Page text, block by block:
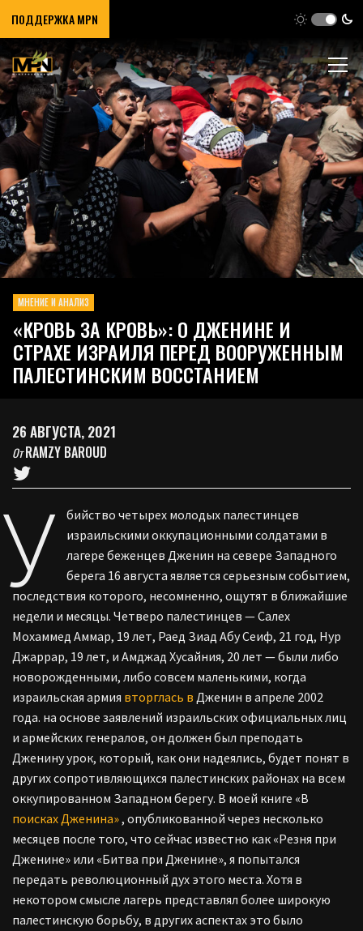
ПОДДЕРЖКА MPN
МНЕНИЕ И АНАЛИЗ
«КРОВЬ ЗА КРОВЬ»: О ДЖЕНИНЕ И
СТРАХЕ ИЗРАИЛЯ ПЕРЕД ВООРУЖЕННЫМ
ПАЛЕСТИНСКИМ ВОССТАНИЕМ
26 АВГУСТА, 2021
ОтRAMZY BAROUD
У
бийство четырех молодых палестинцев
израильскими оккупационными солдатами в
лагере беженцев Дженин на севере Западного
берега 16 августа является серьезным событием,
последствия которого, несомненно, ощутят в ближайшие
недели и месяцы. Четверо палестинцев — Салех
Мохаммед Аммар, 19 лет, Раед Зиад Абу Сеиф, 21 год, Нур
Джаррар, 19 лет, и Амджад Хусайния, 20 лет — были либо
новорожденными, либо совсем маленькими, когда
израильская армия вторглась в Дженин в апреле 2002
года. на основе заявлений израильских официальных лиц
и армейских генералов, он должен был преподать
Дженину урок, который, как они надеялись, будет понят в
других сопротивляющихся палестинских районах на всем
оккупированном Западном берегу. В моей книге «В
поисках Дженина», опубликованной через несколько
месяцев после того, что сейчас известно как «Резня при
Дженине» или «Битва при Дженине», я попытался
передать революционный дух этого места. Хотя в
некотором смысле лагерь представлял более широкую
палестинскую борьбу, в других аспектах это было